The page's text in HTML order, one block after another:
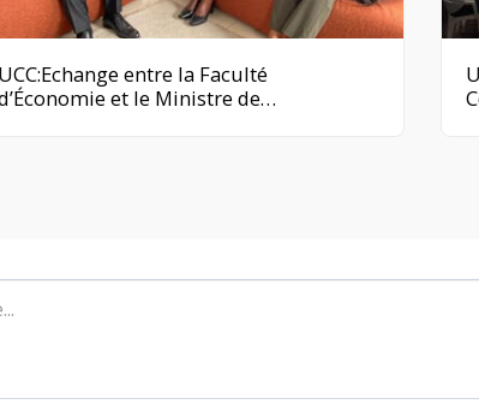
UCC:Echange entre la Faculté
et le Ministre de